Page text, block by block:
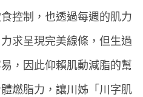
控制，也透過每週的肌力
求呈現完美線條，但生過
，因此仰賴肌動減脂的幫
燃脂力，讓川姊「川字肌